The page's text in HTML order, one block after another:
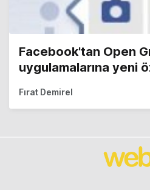
Facebook'tan Open
uygulamalarına yeni
Fırat Demirel